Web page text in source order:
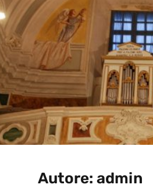
Autore: admin